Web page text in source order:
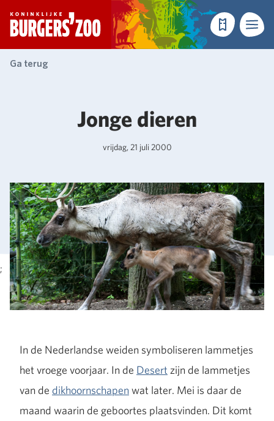
- Homepagina
TicketsMenu
Ga terug
;
Jonge dieren
vrijdag, 21 juli 2000
In de Nederlandse weiden symboliseren lammetjes
het vroege voorjaar. In de Desert zijn de lammetjes
van de dikhoornschapen wat later. Mei is daar de
maand waarin de geboortes plaatsvinden. Dit komt